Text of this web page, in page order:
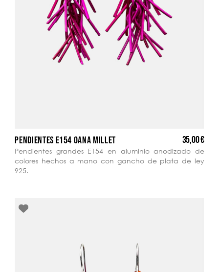
PENDIENTES E154 OANA MILLET 35,00 €
Pendientes grandes E154 en aluminio anodizado de
colores hechos a mano con gancho de plata de ley
925.